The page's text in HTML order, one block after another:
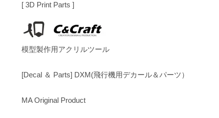
[ 3D Print Parts ]
模型製作用アクリルツール
[Decal ＆ Parts] DXM(飛行機用デカール＆パーツ）
MA Original Product